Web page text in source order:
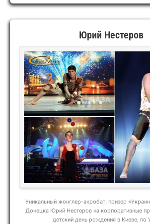
Юрий Нестеров
Уникальный жонглер-акробат, призер
Донецка Юрий Нестеров на корпоративные
детский день рождения в Киеве, по